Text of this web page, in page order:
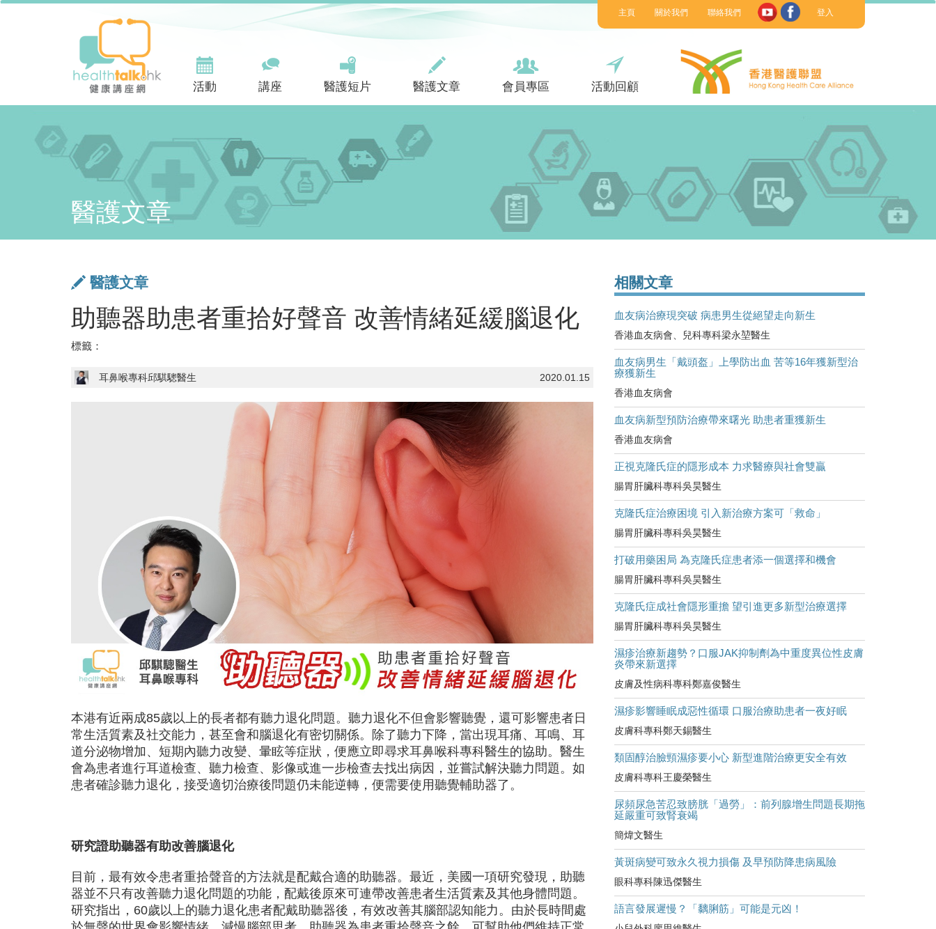
活動 講座 醫護短片 醫護文章 會員專區 活動回顧
主頁 關於我們 聯絡我們 登入
醫護文章
醫護文章
助聽器助患者重拾好聲音 改善情緒延緩腦退化
標籤：
2020.01.15
耳鼻喉專科邱騏驄醫生
本港有近兩成85歲以上的長者都有聽力退化問題。聽力退化不但會影響聽覺，還可影響患者日
常生活質素及社交能力，甚至會和腦退化有密切關係。除了聽力下降，當出現耳痛、耳鳴、耳
道分泌物增加、短期內聽力改變、暈眩等症狀，便應立即尋求耳鼻喉科專科醫生的協助。醫生
會為患者進行耳道檢查、聽力檢查、影像或進一步檢查去找出病因，並嘗試解決聽力問題。如
患者確診聽力退化，接受適切治療後問題仍未能逆轉，便需要使用聽覺輔助器了。
研究證助聽器有助改善腦退化
目前，最有效令患者重拾聲音的方法就是配戴合適的助聽器。最近，美國一項研究發現，助聽
器並不只有改善聽力退化問題的功能，配戴後原來可連帶改善患者生活質素及其他身體問題。
研究指出，60歲以上的聽力退化患者配戴助聽器後，有效改善其腦部認知能力。由於長時間處
相關文章
血友病治療現突破 病患男生從絕望走向新生
香港血友病會、兒科專科梁永堃醫生
血友病男生「戴頭盔」上學防出血 苦等16年獲新型治
療獲新生
香港血友病會
血友病新型預防治療帶來曙光 助患者重獲新生
香港血友病會
正視克隆氏症的隱形成本 力求醫療與社會雙贏
腸胃肝臟科專科吳昊醫生
克隆氏症治療困境 引入新治療方案可「救命」
腸胃肝臟科專科吳昊醫生
打破用藥困局 為克隆氏症患者添一個選擇和機會
腸胃肝臟科專科吳昊醫生
克隆氏症成社會隱形重擔 望引進更多新型治療選擇
腸胃肝臟科專科吳昊醫生
濕疹治療新趨勢？口服JAK抑制劑為中重度異位性皮膚
炎帶來新選擇
皮膚及性病科專科鄭嘉俊醫生
濕疹影響睡眠成惡性循環 口服治療助患者一夜好眠
皮膚科專科鄭天錫醫生
類固醇治臉頸濕疹要小心 新型進階治療更安全有效
皮膚科專科王慶榮醫生
尿頻尿急苦忍致膀胱「過勞」：前列腺增生問題長期拖
延嚴重可致腎衰竭
簡煒文醫生
黃斑病變可致永久視力損傷 及早預防降患病風險
眼科專科陳迅傑醫生
語言發展遲慢？「黐脷筋」可能是元凶！